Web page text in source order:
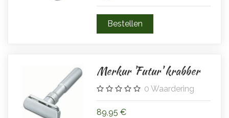
Merkur 'Futur' krabber
0 Waardering
89,95 €